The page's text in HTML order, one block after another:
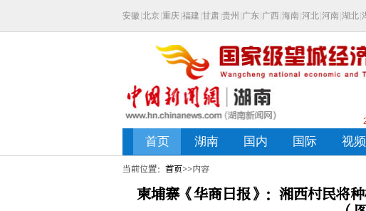
当前位置： 首页>>内容
柬埔寨《华商日报》：湘西村民将